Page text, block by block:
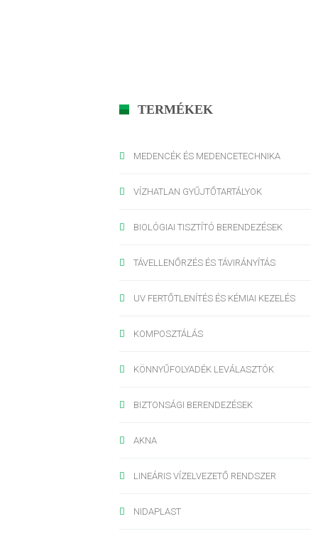
TERMÉKEK
MEDENCÉK ÉS MEDENCETECHNIKA
VÍZHATLAN GYŰJTŐTARTÁLYOK
BIOLÓGIAI TISZTÍTÓ BERENDEZÉSEK
TÁVELLENŐRZÉS ÉS TÁVIRÁNYÍTÁS
UV FERTŐTLENÍTÉS ÉS KÉMIAI KEZELÉS
KOMPOSZTÁLÁS
KÖNNYŰFOLYADÉK LEVÁLASZTÓK
BIZTONSÁGI BERENDEZÉSEK
AKNA
LINEÁRIS VÍZELVEZETŐ RENDSZER
NIDAPLAST